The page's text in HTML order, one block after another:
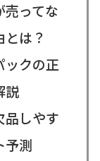
売ってな
は？
ックの正
説
品しやす
予測